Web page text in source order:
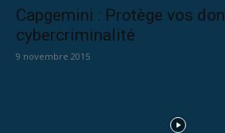
Capgemini : Protège vos
cybercriminalité
9 novembre 2015